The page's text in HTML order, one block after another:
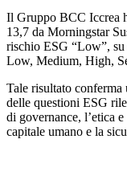
Il Gruppo BCC Iccrea
13,7 da Morningstar
rischio ESG “Low”,
Low, Medium, High,
Tale risultato conferma
delle questioni ESG
di governance, l’etica
capitale umano e la